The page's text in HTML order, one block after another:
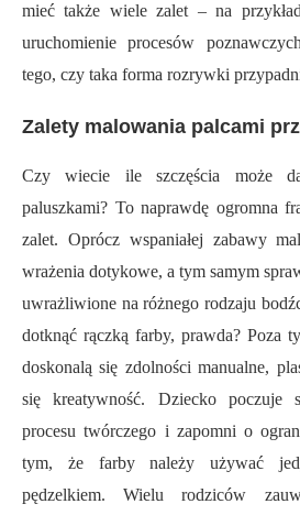
mieć także wiele zalet – na
uruchomienie procesów
tego, czy taka forma rozrywki
Zalety malowania palcami
Czy wiecie ile szczęścia może
paluszkami? To naprawdę ogromna
zalet. Oprócz wspaniałej zabawy
wrażenia dotykowe, a tym samym
uwrażliwione na różnego rodzaju
dotknąć rączką farby, prawda? Poza
doskonalą się zdolności manualne,
się kreatywność. Dziecko poczuje
procesu twórczego i zapomni o
tym, że farby należy używać
pędzelkiem. Wielu rodziców